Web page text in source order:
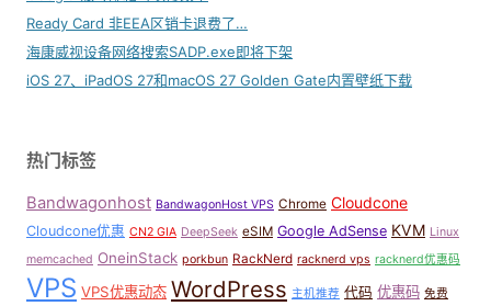
Ready Card 非EEA区销卡退费了…
海康威视设备网络搜索SADP.exe即将下架
iOS 27、iPadOS 27和macOS 27 Golden Gate内置壁纸下载
热门标签
Bandwagonhost BandwagonHost VPS Chrome Cloudcone
Cloudcone优惠 CN2 GIA DeepSeek eSIM Google AdSense KVM Linux
memcached OneinStack porkbun RackNerd racknerd vps racknerd优惠码
VPS VPS优惠动态 WordPress 主机推荐 代码 优惠码 免费